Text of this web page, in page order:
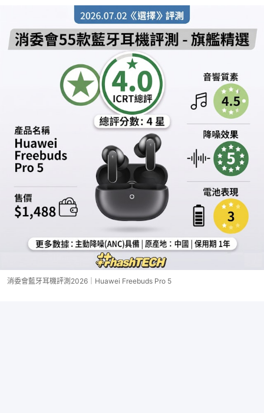
消委會藍牙耳機評測2026｜Huawei Freebuds Pro 5